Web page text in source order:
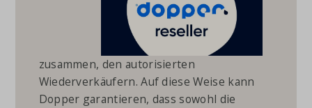
zusammen, den autorisierten
Wiederverkäufern. Auf diese Weise kann
Dopper garantieren, dass sowohl die